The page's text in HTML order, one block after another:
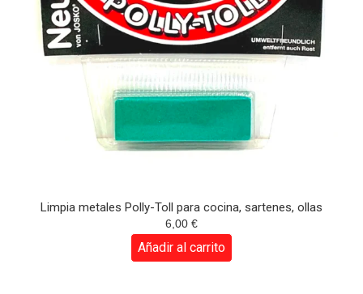
Limpia metales Polly-Toll para cocina, sartenes, ollas
6,00 €
Añadir al carrito